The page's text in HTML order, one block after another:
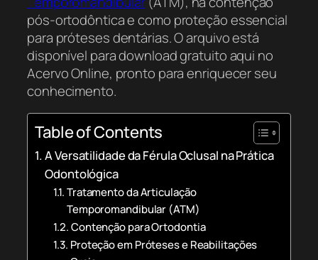
pós-ortodôntica e como proteção essencial
para próteses dentárias. O arquivo está
disponível para download gratuito aqui no
Acervo Online, pronto para enriquecer seu
conhecimento.
Table of Contents
A Versatilidade da Férula Oclusal na Prática
Odontológica
Tratamento da Articulação
Temporomandibular (ATM)
Contenção para Ortodontia
Proteção em Próteses e Reabilitações